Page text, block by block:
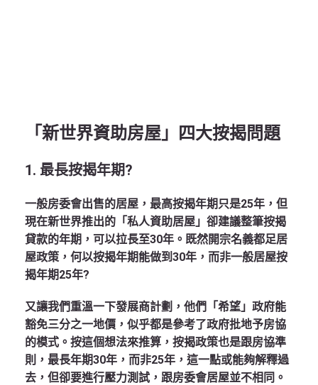
「新世界資助房屋」四大按揭問題
1. 最長按揭年期?
一般房委會出售的居屋，最高按揭年期只是25年，但
現在新世界推出的「私人資助居屋」卻建議整筆按揭
貸款的年期，可以拉長至30年。既然開宗名義都足居
屋政策，何以按揭年期能做到30年，而非一般居屋按
揭年期25年?
又讓我們重溫一下發展商計劃，他們「希望」政府能
豁免三分之一地價，似乎都是參考了政府批地予房協
的模式。按這個想法來推算，按揭政策也是跟房協準
則，最長年期30年，而非25年，這一點或能夠解釋過
去，但卻要進行壓力測試，跟房委會居屋並不相同。